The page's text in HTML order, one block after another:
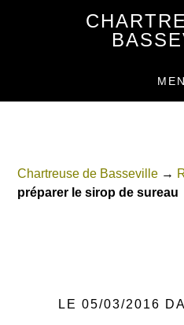
page
Chartreuse de Basseville →
préparer le sirop de sureau
LE 05/03/2016